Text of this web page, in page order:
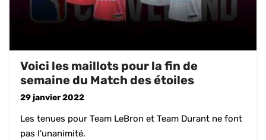
Voici les maillots pour la fin de
semaine du Match des étoiles
29 janvier 2022
Les tenues pour Team LeBron et Team Durant ne font
pas l'unanimité.